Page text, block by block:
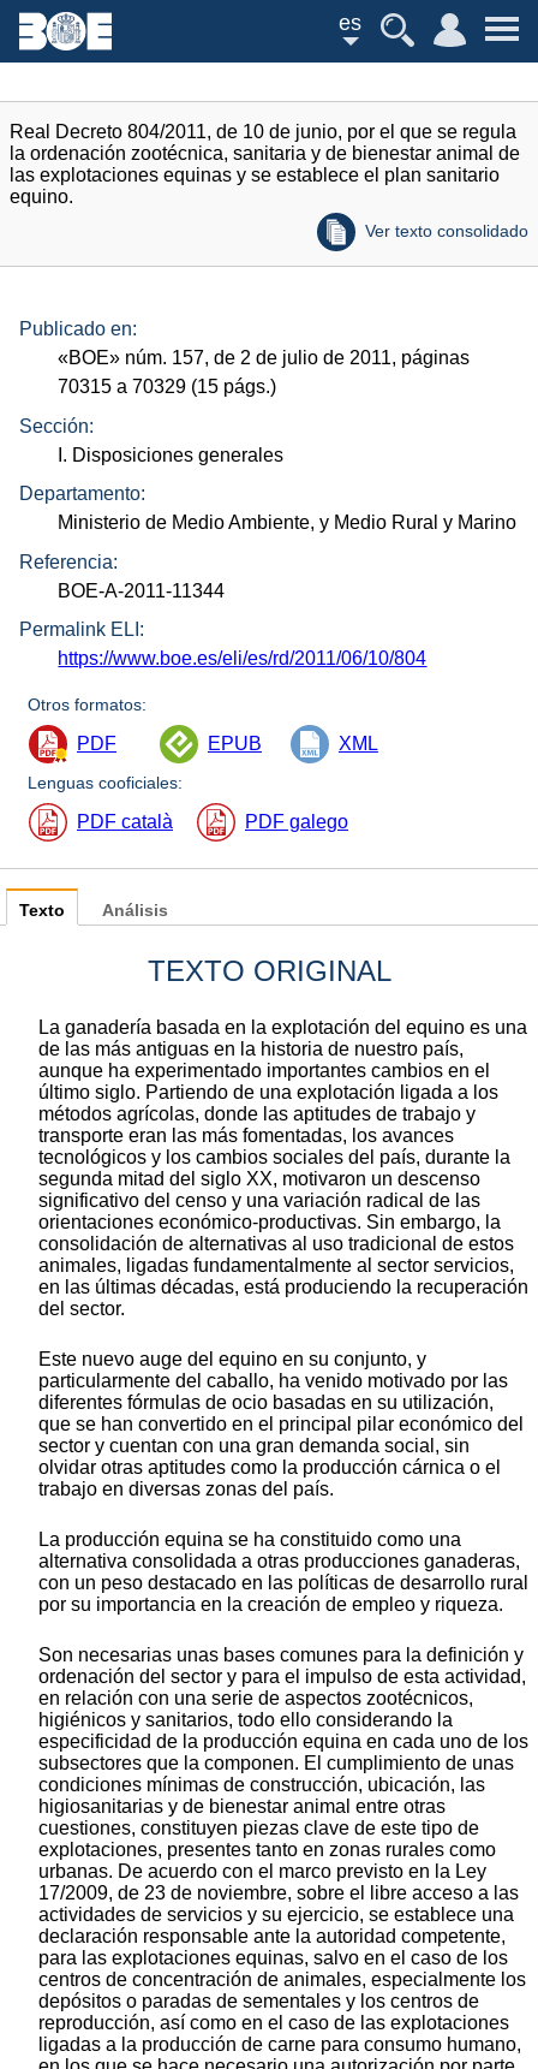
es
Real Decreto 804/2011, de 10 de junio, por el que se regula
la ordenación zootécnica, sanitaria y de bienestar animal de
las explotaciones equinas y se establece el plan sanitario
equino.
Ver texto consolidado
Publicado en:
«BOE» núm. 157, de 2 de julio de 2011, páginas
70315 a 70329 (15 págs.)
Sección:
I. Disposiciones generales
Departamento:
Ministerio de Medio Ambiente, y Medio Rural y Marino
Referencia:
BOE-A-2011-11344
Permalink ELI:
https://www.boe.es/eli/es/rd/2011/06/10/804
Otros formatos:
PDF EPUB XML
Lenguas cooficiales:
PDF català PDF galego
Texto
TEXTO ORIGINAL
La ganadería basada en la explotación del equino es una
de las más antiguas en la historia de nuestro país,
aunque ha experimentado importantes cambios en el
último siglo. Partiendo de una explotación ligada a los
métodos agrícolas, donde las aptitudes de trabajo y
transporte eran las más fomentadas, los avances
tecnológicos y los cambios sociales del país, durante la
segunda mitad del siglo XX, motivaron un descenso
significativo del censo y una variación radical de las
orientaciones económico-productivas. Sin embargo, la
consolidación de alternativas al uso tradicional de estos
animales, ligadas fundamentalmente al sector servicios,
en las últimas décadas, está produciendo la recuperación
del sector.
Este nuevo auge del equino en su conjunto, y
particularmente del caballo, ha venido motivado por las
diferentes fórmulas de ocio basadas en su utilización,
que se han convertido en el principal pilar económico del
sector y cuentan con una gran demanda social, sin
olvidar otras aptitudes como la producción cárnica o el
trabajo en diversas zonas del país.
La producción equina se ha constituido como una
alternativa consolidada a otras producciones ganaderas,
con un peso destacado en las políticas de desarrollo rural
por su importancia en la creación de empleo y riqueza.
Son necesarias unas bases comunes para la definición y
ordenación del sector y para el impulso de esta actividad,
en relación con una serie de aspectos zootécnicos,
higiénicos y sanitarios, todo ello considerando la
especificidad de la producción equina en cada uno de los
subsectores que la componen. El cumplimiento de unas
condiciones mínimas de construcción, ubicación, las
higiosanitarias y de bienestar animal entre otras
cuestiones, constituyen piezas clave de este tipo de
explotaciones, presentes tanto en zonas rurales como
urbanas. De acuerdo con el marco previsto en la Ley
17/2009, de 23 de noviembre, sobre el libre acceso a las
actividades de servicios y su ejercicio, se establece una
declaración responsable ante la autoridad competente,
para las explotaciones equinas, salvo en el caso de los
centros de concentración de animales, especialmente los
depósitos o paradas de sementales y los centros de
reproducción, así como en el caso de las explotaciones
ligadas a la producción de carne para consumo humano,
Análisis